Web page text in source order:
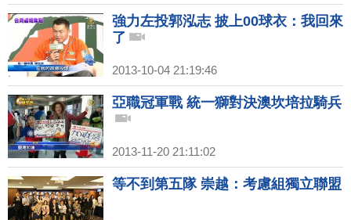
強力左投郭泓志 披上00球衣：我回來
了
2013-10-04 21:19:46
亞職冠軍戰 統一獅對決澳坎培拉騎兵
2013-11-20 21:11:02
等不到第五隊 崇越：考慮組獨立聯盟